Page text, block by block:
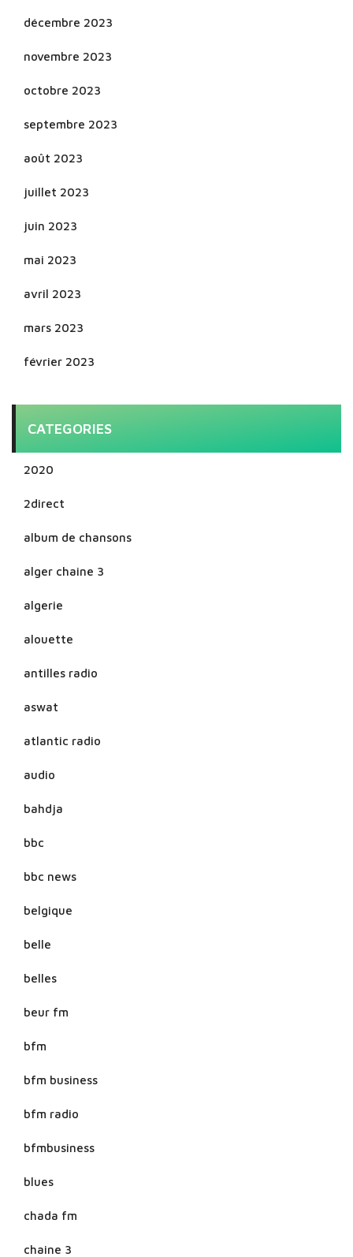
décembre 2023
novembre 2023
octobre 2023
septembre 2023
août 2023
juillet 2023
juin 2023
mai 2023
avril 2023
mars 2023
février 2023
CATEGORIES
2020
2direct
album de chansons
alger chaine 3
algerie
alouette
antilles radio
aswat
atlantic radio
audio
bahdja
bbc
bbc news
belgique
belle
belles
beur fm
bfm
bfm business
bfm radio
bfmbusiness
blues
chada fm
chaine 3